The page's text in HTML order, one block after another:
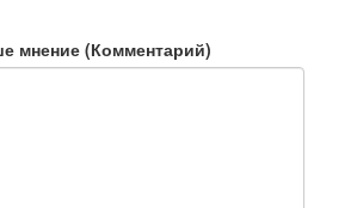
мнение (Комментарий)